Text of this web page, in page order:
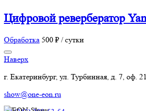
Цифровой ревербератор
Обработка 500 ₽ / сутки
Наверх
г. Екатеринбург, ул. Турбинная, д. 7, оф.
show@one-eon.ru